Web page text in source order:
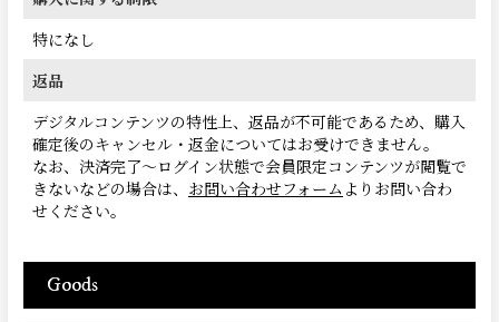
特になし
返品
デジタルコンテンツの特性上、返品が不可能であるため、購入
確定後のキャンセル・返金についてはお受けできません。
なお、決済完了〜ログイン状態で会員限定コンテンツが閲覧で
きないなどの場合は、 お問い合わせフォーム よりお問い合わ
せください。
Goods